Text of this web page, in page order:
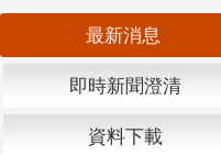
最新消息
即時新聞澄清
資料下載